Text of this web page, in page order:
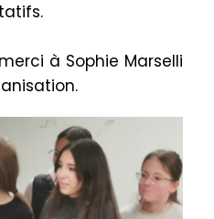
à Sophie Marselli